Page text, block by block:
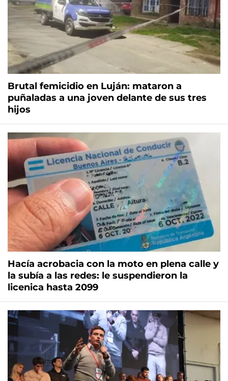
Brutal femicidio en Luján: mataron a
puñaladas a una joven delante de sus tres
hijos
Hacía acrobacia con la moto en plena calle y
la subía a las redes: le suspendieron la
licenica hasta 2099